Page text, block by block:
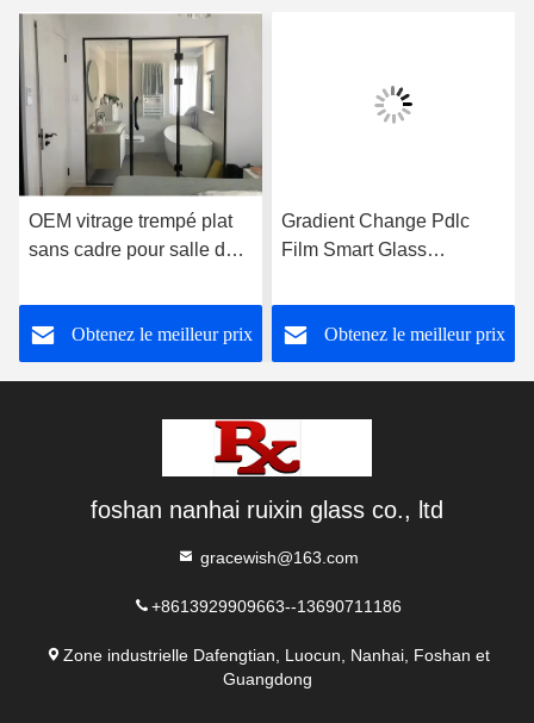
OEM vitrage trempé plat
sans cadre pour salle de
Obtenez le meilleur prix
Gradient Change Pdlc
Film Smart Glass
de bureau
Obtenez le meilleur prix
foshan nanhai ruixin glass co., ltd
gracewish@163.com
+8613929909663--13690711186
Zone industrielle Dafengtian, Luocun, Nanhai, Foshan et
Guangdong